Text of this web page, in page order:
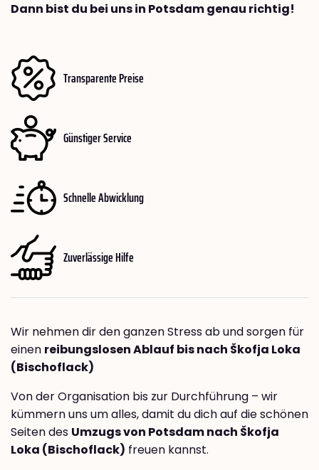
Dann bist du bei uns in Potsdam genau richtig!
Transparente Preise
Günstiger Service
Schnelle Abwicklung
Zuverlässige Hilfe
Wir nehmen dir den ganzen Stress ab und sorgen für
einen reibungslosen Ablauf bis nach Škofja Loka
(Bischoflack)
Von der Organisation bis zur Durchführung – wir
kümmern uns um alles, damit du dich auf die schönen
Seiten des Umzugs von Potsdam nach Škofja
Loka (Bischoflack) freuen kannst.